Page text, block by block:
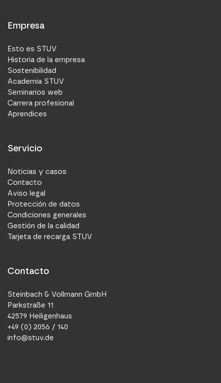
Empresa
Esto es STUV
Historia de la empresa
Sostenibilidad
Academia STUV
Seminarios web
Carrera profesional
Aprendices
Servicio
Noticias y casos
Contacto
Aviso legal
Protección de datos
Condiciones generales
Gestión de la calidad
Tarjeta de recarga STUV
Contacto
Steinbach & Vollmann GmbH
Parkstraße 11
42579 Heiligenhaus
+49 (0) 2056 / 140
info@stuv.de